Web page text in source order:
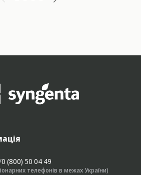
0 (800) 50 04 49
телефонів в межах України)